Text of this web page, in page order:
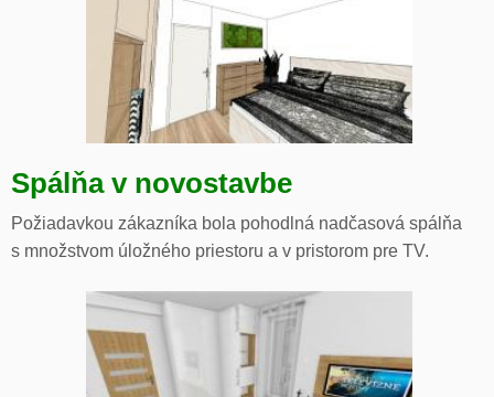
Spálňa v novostavbe
Požiadavkou zákazníka bola pohodlná nadčasová spálňa
s množstvom úložného priestoru a v pristorom pre TV.